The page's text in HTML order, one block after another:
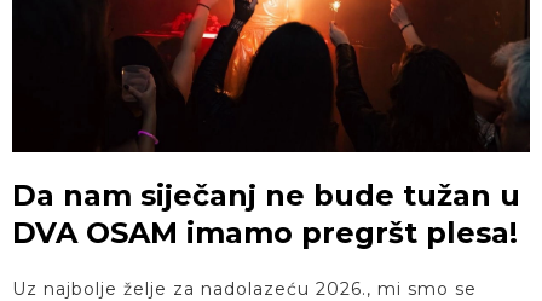
Da nam siječanj ne bude tužan u
DVA OSAM imamo pregršt plesa!
Uz najbolje želje za nadolazeću 2026., mi smo se